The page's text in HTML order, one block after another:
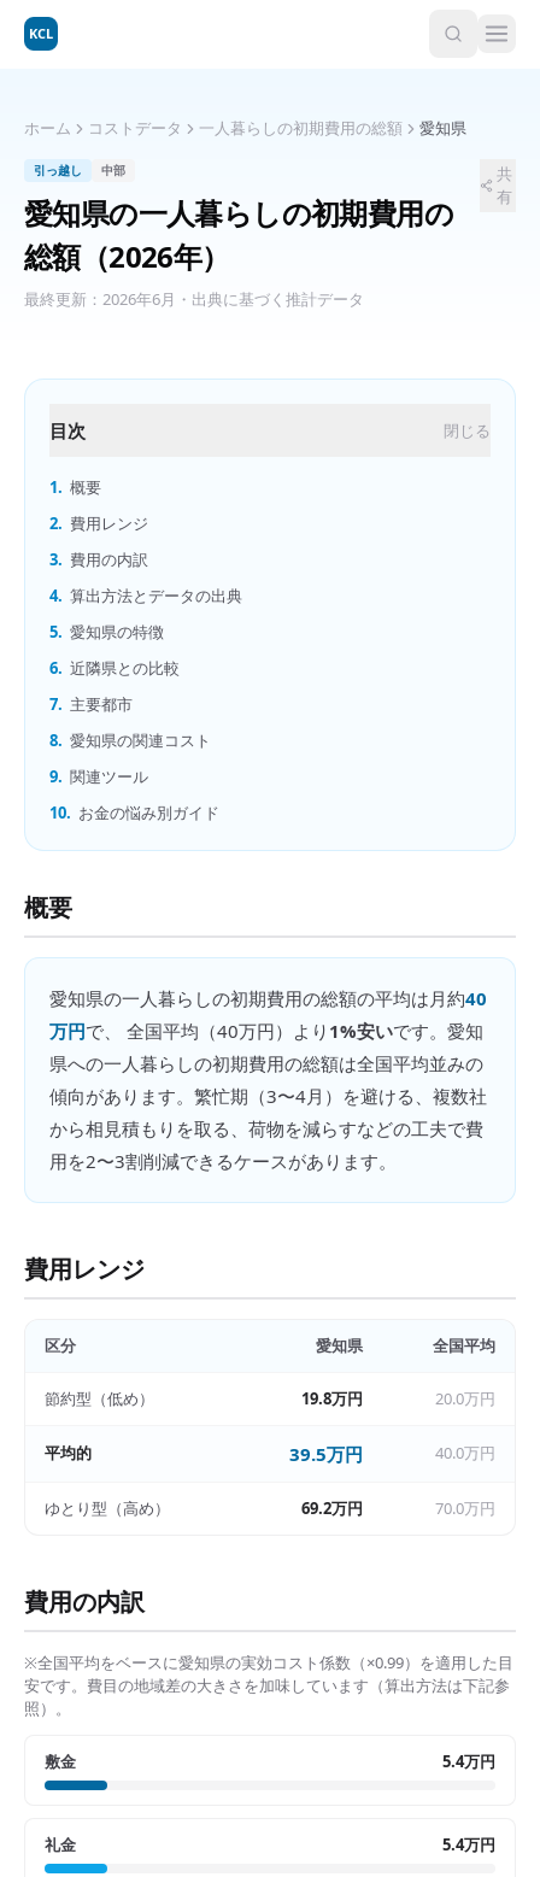
KCL
ホーム コストデータ 一人暮らしの初期費用の総額 愛知県
引っ越し 中部
愛知県の一人暮らしの初期費用の
総額（2026年）
最終更新： 2026年6月 ・出典に基づく推計データ
共
有
目次 閉じる
1. 概要
2. 費用レンジ
3. 費用の内訳
4. 算出方法とデータの出典
5. 愛知県の特徴
6. 近隣県との比較
7. 主要都市
8. 愛知県の関連コスト
9. 関連ツール
10. お金の悩み別ガイド
概要
愛知県の一人暮らしの初期費用の総額の平均は月約40
万円で、 全国平均（40万円）より 1%安いです。 愛知
県への一人暮らしの初期費用の総額は全国平均並みの
傾向があります。繁忙期（3〜4月）を避ける、複数社
から相見積もりを取る、荷物を減らすなどの工夫で費
用を2〜3割削減できるケースがあります。
費用レンジ
区分 愛知県 全国平均
節約型（低め） 19.8万円 20.0万円
平均的 39.5万円 40.0万円
ゆとり型（高め） 69.2万円 70.0万円
費用の内訳
※全国平均をベースに愛知県の実効コスト係数（×0.99）を適用した目
安です。費目の地域差の大きさを加味しています（算出方法は下記参
照）。
敷金 5.4万円
礼金 5.4万円